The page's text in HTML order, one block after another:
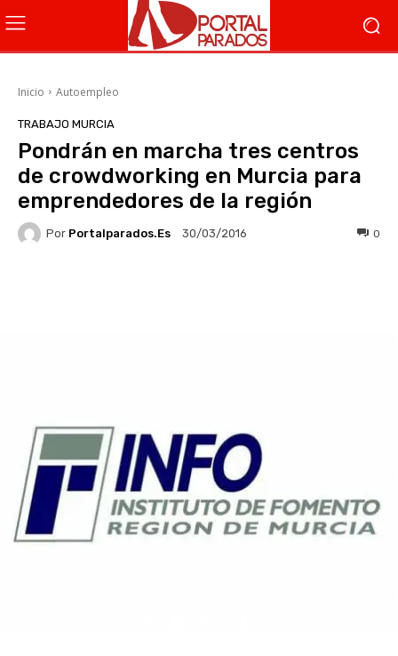
Inicio Autoempleo
TRABAJO MURCIA
Pondrán en marcha tres centros
de crowdworking en Murcia para
emprendedores de la región
Por Portalparados.es 30/03/2016 0